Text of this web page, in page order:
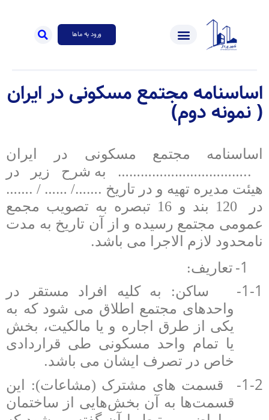
ورود به ماها
اساسنامه مجتمع مسکونی در ایران
( نمونه دوم)
اساسنامه مجتمع مسکونی در ایران
……………………………..
به شرح زیر در
هیئت مدیره تهیه و در تاریخ …….
/
……
/
…….
در
120 بند و 16 تبصره به تصویب مجمع
عمومی مجتمع رسیده و از آن تاریخ به مدت
نامحدود لازم الاجرا می باشد.
1- تعاریف:
1-1-
ساکن: به کلیه افراد مستقر در
واحدهای مجتمع اطلاق می شود که به
یکی از طرق اجاره و یا مالکیت، بخش
یا تمام واحد مسکونی طی قراردادی
خاص در تصرف ایشان می باشد.
1-2-
قسمت های مشترک (مشاعات): این
قسمت‌ها به آن بخش‌هایی از ساختمان